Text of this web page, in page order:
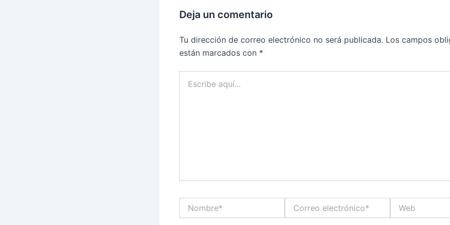
Deja un comentario
Tu dirección de correo electrónico no será publicada. Los campos
están marcados con *
aquí...
electrónico*